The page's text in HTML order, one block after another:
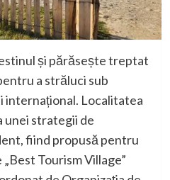
și părăseștetreptat
a străluci sub
internațional. Localitatea
unei strategii de
fiind propusă pentru
„Best Tourism Village”